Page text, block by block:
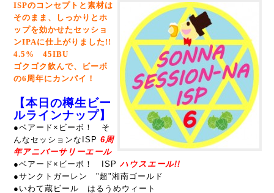
ISPのコンセプトと素材は
そのまま、しっかりとホ
ップを効かせたセッショ
ンIPAに仕上がりました!!
4.5% 45IBU
ゴクゴク飲んで、ビーボ
の6周年にカンパイ！
【本日の樽生ビー
ルラインナップ】
●ベアード×ビーボ！ そ
んなセッションなISP 6周
年アニバーサリーエール
●ベアード×ビーボ！ ISP ハウスエール!!
●サンクトガーレン "超"湘南ゴールド
●いわて蔵ビール はるうめウィート